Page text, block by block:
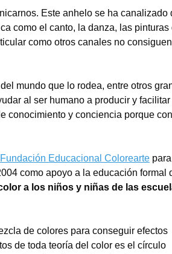
Este anhelo se ha canalizado
como el canto, la danza, las pinturas
como otros canales no
mundo que lo rodea, entre otros
al ser humano a producir y facilitar
conocimiento y conciencia porque
Fundación Educacional Colorearte para
como apoyo a la educación formal
a los niños y niñas de las
de colores para conseguir efectos
de toda teoría del color es el círculo